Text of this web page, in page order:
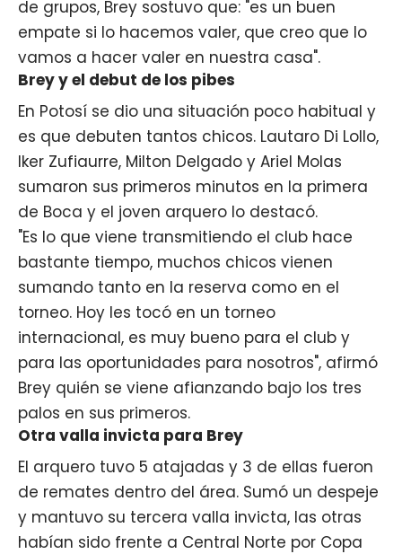
de grupos, Brey sostuvo que: "es un buen
empate si lo hacemos valer, que creo que lo
vamos a hacer valer en nuestra casa".
Brey y el debut de los pibes
En Potosí se dio una situación poco habitual y
es que debuten tantos chicos. Lautaro Di Lollo,
Iker Zufiaurre, Milton Delgado y Ariel Molas
sumaron sus primeros minutos en la primera
de Boca y el joven arquero lo destacó.
"Es lo que viene transmitiendo el club hace
bastante tiempo, muchos chicos vienen
sumando tanto en la reserva como en el
torneo. Hoy les tocó en un torneo
internacional, es muy bueno para el club y
para las oportunidades para nosotros", afirmó
Brey quién se viene afianzando bajo los tres
palos en sus primeros.
Otra valla invicta para Brey
El arquero tuvo 5 atajadas y 3 de ellas fueron
de remates dentro del área. Sumó un despeje
y mantuvo su tercera valla invicta, las otras
habían sido frente a Central Norte por Copa